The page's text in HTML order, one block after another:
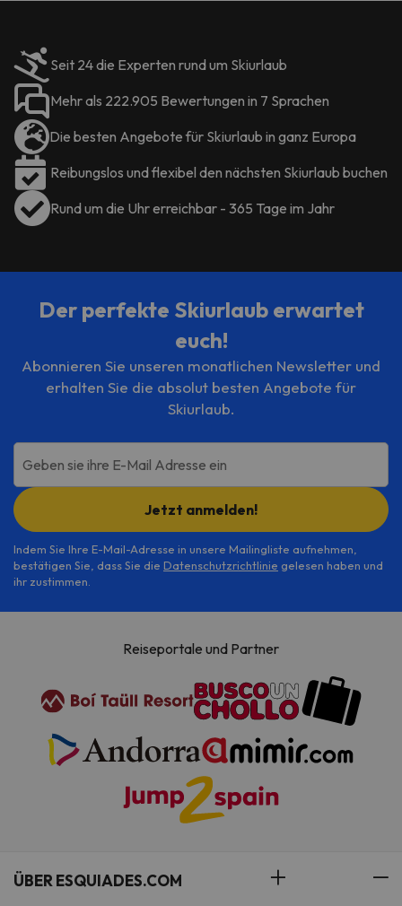
Helligkeit und Wärme der
Boutique inspiriert sind.
LAND BOUTIQUE BALKON
Appartement komplett renoviert
im Jahr 2021. In einer ruhigen
Umgebung im Zentrum von
unabhängige Räume: Schlafzimmer
mit Kingsize-Bett (1,80 x 1,90 m),
komplettes Badezimmerezimmer
und Wohnzimmer mit
komfortablem Schlafsofa (optimal
für 2 Personen). Die komplette
Küche (mit Waschmaschine,
und Geschirr) wurde funktional und
Ocker, Senf und Grün gehalten, mit
Holzböden, fröhlichen Möbeln und
Textildekorationen, die von der
Helligkeit und Wärme der
Boutique inspiriert sind.
ERDGESCHOSS BOUTIQUE
44 M2
Appartement komplett renoviert
im Jahr 2021. In einer ruhigen
Umgebung im Zentrum von
Biescas, mit Blick auf den Fluss
Gállego. Ideale Appartement für 4
Personen. Es verfügt über 3
komplettes Badezimmerezimmer
und Wohnzimmer mit
Seit 24 die Experten rund um Skiurlaub
Mehr als 222.905 Bewertungen in 7 Sprachen
Die besten Angebote für Skiurlaub in ganz Europa
Reibungslos und flexibel den nächsten Skiurlaub buchen
Rund um die Uhr erreichbar - 365 Tage im Jahr
Der perfekte Skiurlaub erwartet
euch!
Abonnieren Sie unseren monatlichen Newsletter und
erhalten Sie die absolut besten Angebote für
Skiurlaub.
Geben sie ihre E-Mail Adresse ein
Jetzt anmelden!
Indem Sie Ihre E-Mail-Adresse in unsere Mailingliste aufnehmen,
bestätigen Sie, dass Sie die Datenschutzrichtlinie gelesen haben und
ihr zustimmen.
Reiseportale und Partner
ÜBER ESQUIADES.COM